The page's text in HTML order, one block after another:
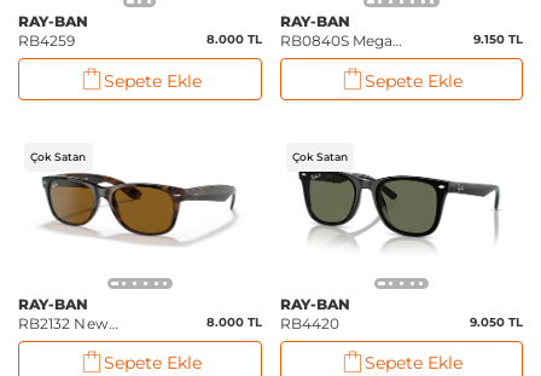
RAY-BAN
RB4259
8.000 TL
Sepete Ekle
RAY-BAN
RB0840S Mega
Wayfarer
9.150 TL
Sepete Ekle
Çok Satan
RAY-BAN
RB2132 New
Wayfarer Classic
8.000 TL
Sepete Ekle
Çok Satan
RAY-BAN
RB4420
9.050 TL
Sepete Ekle